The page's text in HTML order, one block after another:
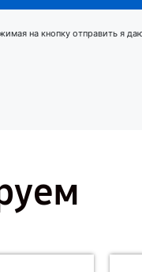
на кнопку отправить я